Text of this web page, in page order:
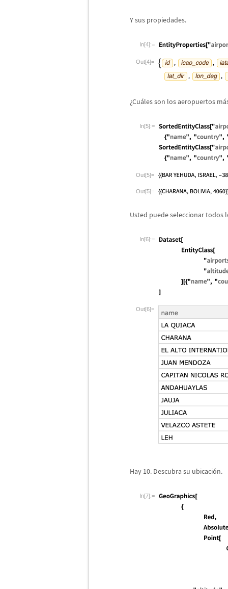
Y sus propiedades.
In[4]:=
Out[4]=
¿Cuáles son los aeropuertos má
In[5]:=
Out[5]=
Out[5]=
Usted puede seleccionar todos
In[6]:=
Out[6]=
Hay 10. Descubra su ubicación.
In[7]:=